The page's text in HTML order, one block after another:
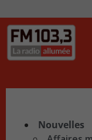
Nouvelles